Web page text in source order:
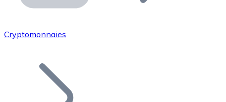
Rejoignez notre réseau de distributeurs et
Ajoutez le token de votre projet à notre service
Cryptomonnaies